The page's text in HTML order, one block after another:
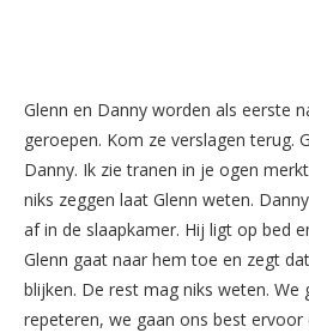
Glenn en Danny worden als eerste
geroepen. Kom ze verslagen terug.
Danny. Ik zie tranen in je ogen
niks zeggen laat Glenn weten.
af in de slaapkamer. Hij ligt op bed
Glenn gaat naar hem toe en zegt
blijken. De rest mag niks weten. We
repeteren, we gaan ons best